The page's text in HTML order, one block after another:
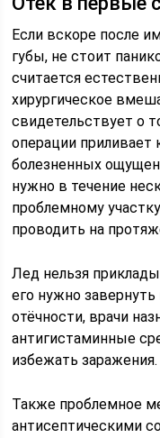
Если вскоре после
губы, не стоит
считается
хирургическое
свидетельствует о
операции приливает
болезненных
нужно в течение
проблемному
проводить на
Лед нельзя
его нужно
отёчности, врачи
антигистаминные
избежать заражения.
Также проблемное
антисептическими